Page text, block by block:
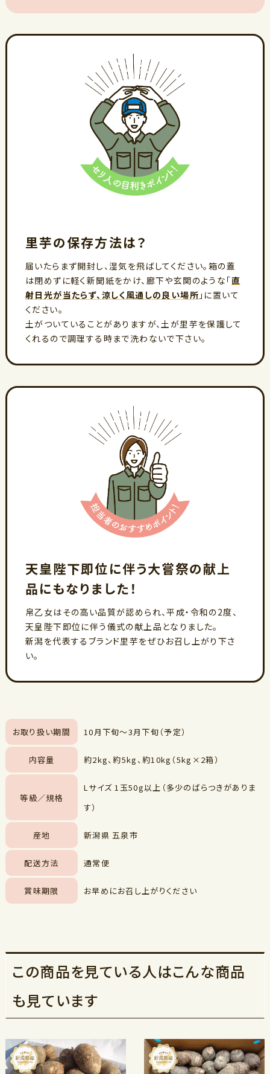
里芋の保存方法は？
届いたらまず開封し、湿気を飛ばしてください。箱の蓋
は閉めずに軽く新聞紙をかけ、廊下や玄関のような「直
射日光が当たらず、涼しく風通しの良い場所 」に置いて
ください。
土がついていることがありますが、土が里芋を保護して
くれるので調理する時まで洗わないで下さい。
天皇陛下即位に伴う大嘗祭の献上
品にもなりました！
帛乙女はその高い品質が認められ、平成・令和の2度、
天皇陛下即位に伴う儀式の献上品となりました。
新潟を代表するブランド里芋をぜひお召し上がり下さ
い。
お取り扱い期間 10月下旬～3月下旬（予定）
内容量 約2kg、約5kg、約10kg（5kg×2箱）
等級／規格
Lサイズ 1玉50g以上（多少のばらつきがありま
す）
産地 新潟県 五泉市
配送方法 通常便
賞味期限 お早めにお召し上がりください
この商品を見ている人はこんな商品
も見ています